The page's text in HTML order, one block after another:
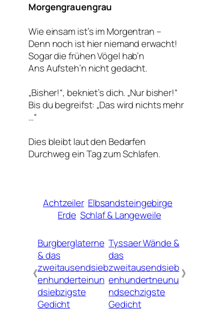
Morgengrauengrau
Wie einsam ist’s im Morgentran –
Denn noch ist hier niemand erwacht!
Sogar die frühen Vögel hab’n
Ans Aufsteh’n nicht gedacht.
„Bisher!“, bekniet’s dich. „Nur bisher!“
Bis du begreifst: „Das wird nichts mehr
…“
Dies bleibt laut den Bedarfen
Durchweg ein Tag zum Schlafen.
Achtzeiler Elbsandsteingebirge
Erde Schlaf & Langeweile
《
Burgberglaterne
& das
zweitausendsieb
enhunderteinun
dsiebzigste
Gedicht
Tyssaer Wände &
das
zweitausendsieb
enhundertneunu
ndsechzigste
Gedicht
》